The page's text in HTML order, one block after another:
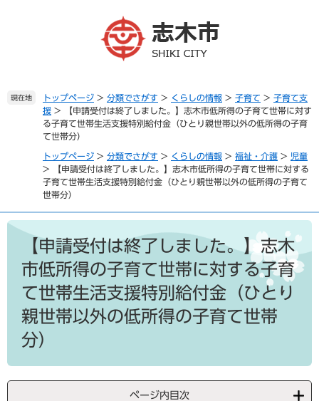
現在地 トップページ > 分類でさがす > くらしの情報 > 子育て > 子育て支
援 >
【申請受付は終了しました。】志木市低所得の子育て世帯に対す
る子育て世帯生活支援特別給付金（ひとり親世帯以外の低所得の子育
て世帯分）
トップページ > 分類でさがす > くらしの情報 > 福祉・介護 > 児童
>
【申請受付は終了しました。】志木市低所得の子育て世帯に対する
子育て世帯生活支援特別給付金（ひとり親世帯以外の低所得の子育て
世帯分）
本
【申請受付は終了しました。】志木
市低所得の子育て世帯に対する子育
て世帯生活支援特別給付金（ひとり
親世帯以外の低所得の子育て世帯
分）
ページ内目次